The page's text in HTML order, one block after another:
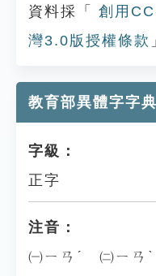
資料採「
創用
灣3.0版授權條款
教育部異體字字典
字級：
正字
注音：
㈠ㄧㄢˊ ㈡ㄧㄢ